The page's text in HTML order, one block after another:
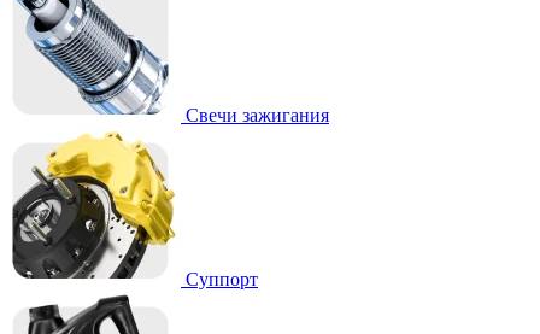
Свечи зажигания
Суппорт